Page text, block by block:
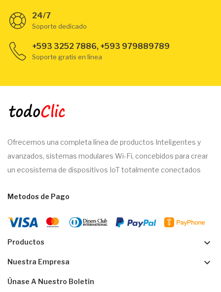
24/7
Soporte dedicado
+593 3252 7886, +593 979889789
Soporte gratis en línea
Ofrecemos una completa línea de productos Inteligentes y
avanzados, sistemas modulares Wi-Fi, concebidos para crear
un ecosistema de dispositivos IoT totalmente conectados
Metodos de Pago
Productos keyboard_arrow_down
Nuestra Empresa keyboard_arrow_down
Únase A Nuestro Boletín